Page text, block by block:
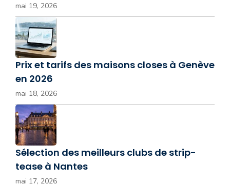
mai 19, 2026
Prix et tarifs des maisons closes à Genève
en 2026
mai 18, 2026
Sélection des meilleurs clubs de strip-
tease à Nantes
mai 17, 2026